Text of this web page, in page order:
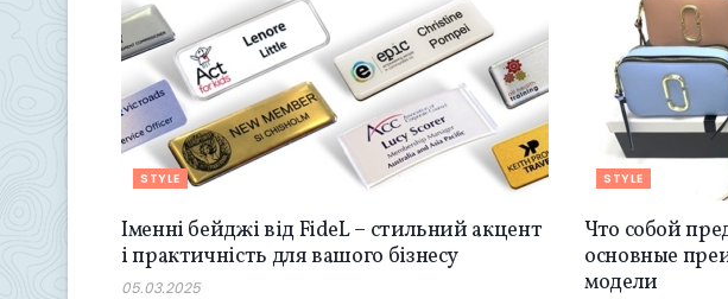
STYLE
Іменні бейджі від FideL – стильний акцент
і практичність для вашого бізнесу
05.03.2025
STYLE
Что собой
основные
модели